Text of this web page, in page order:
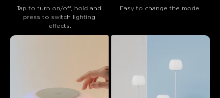
Tap to turn on/off, hold and
press to switch lighting
effects.
Easy to change the mode.